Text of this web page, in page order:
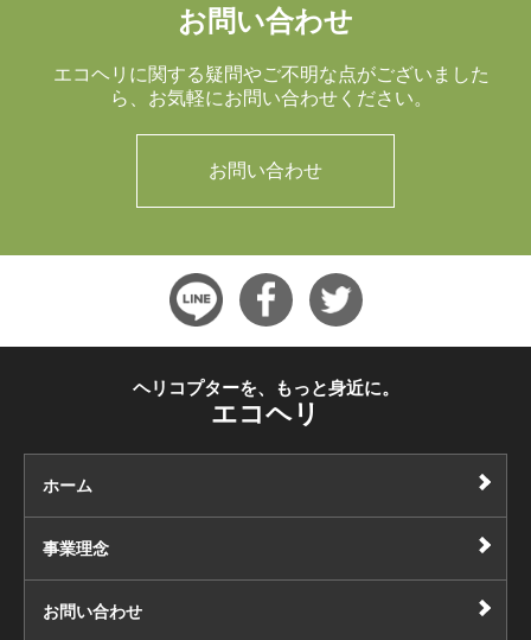
お問い合わせ
エコヘリに関する疑問やご不明な点がございました
ら、 お気軽にお問い合わせください。
お問い合わせ
ヘリコプターを、もっと身近に。
エコヘリ
ホーム
事業理念
お問い合わせ